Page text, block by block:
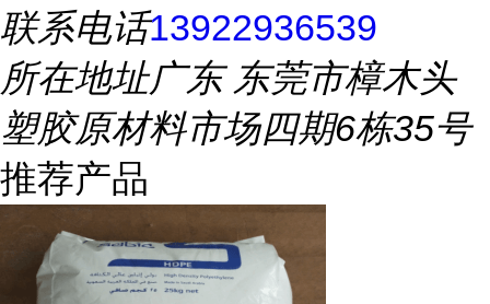
联系电话13922936539
所在地址广东 东莞市樟木头
塑胶原材料市场四期6栋35号
推荐产品